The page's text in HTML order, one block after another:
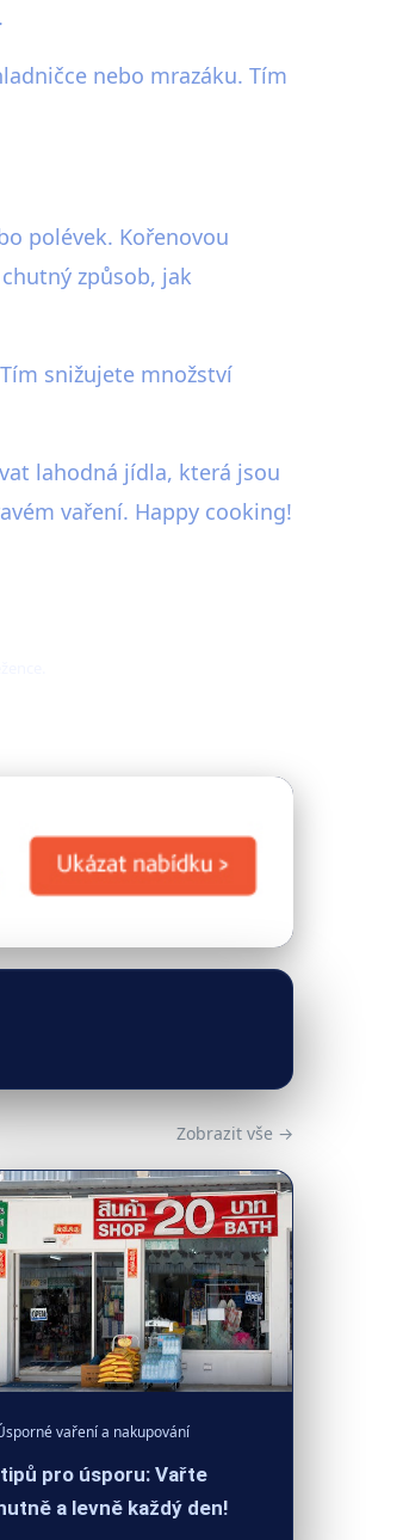
nebo mrazáku. Tím
polévek. Kořenovou
způsob, jak
snižujete množství
lahodná jídla, která jsou
vaření. Happy cooking!
Zobrazit vše →
vaření a nakupování
pro úsporu: Vařte
a levně každý den!